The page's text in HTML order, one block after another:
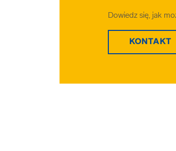
Dowiedz się, jak
KONTAKT